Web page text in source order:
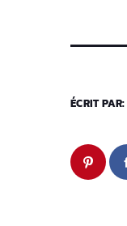
ÉCRIT PAR: